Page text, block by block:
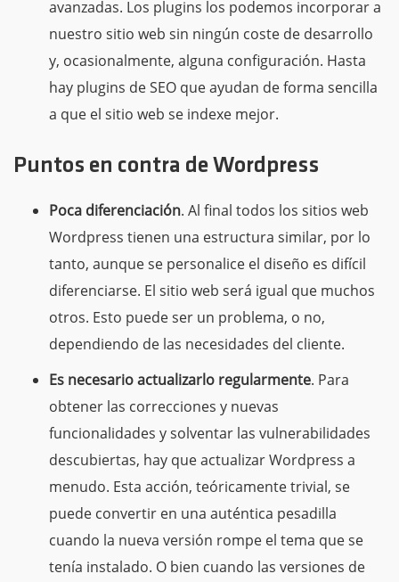
avanzadas. Los plugins los podemos incorporar a
nuestro sitio web sin ningún coste de desarrollo
y, ocasionalmente, alguna configuración. Hasta
hay plugins de SEO que ayudan de forma sencilla
a que el sitio web se indexe mejor.
Puntos en contra de Wordpress
Poca diferenciación. Al final todos los sitios web
Wordpress tienen una estructura similar, por lo
tanto, aunque se personalice el diseño es difícil
diferenciarse. El sitio web será igual que muchos
otros. Esto puede ser un problema, o no,
dependiendo de las necesidades del cliente.
Es necesario actualizarlo regularmente. Para
obtener las correcciones y nuevas
funcionalidades y solventar las vulnerabilidades
descubiertas, hay que actualizar Wordpress a
menudo. Esta acción, teóricamente trivial, se
puede convertir en una auténtica pesadilla
cuando la nueva versión rompe el tema que se
tenía instalado. O bien cuando las versiones de